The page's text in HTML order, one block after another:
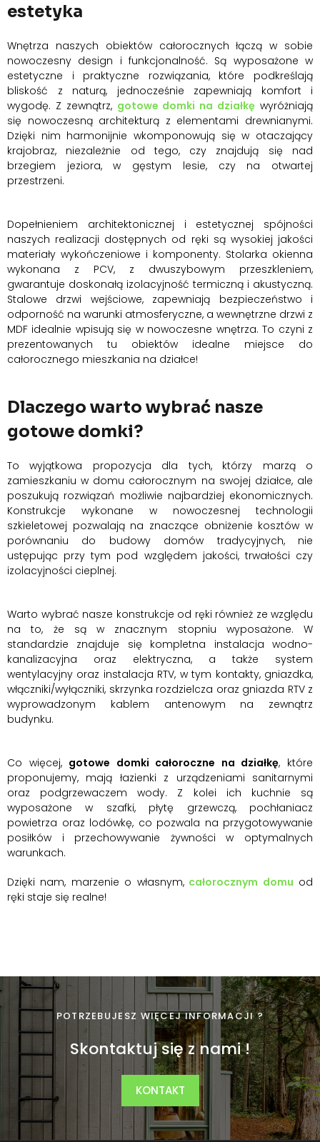
estetyka
Wnętrza naszych obiektów całorocznych łączą w sobie
nowoczesny design i funkcjonalność. Są wyposażone w
estetyczne i praktyczne rozwiązania, które podkreślają
bliskość z naturą, jednocześnie zapewniają komfort i
wygodę. Z zewnątrz, gotowe domki na działkę wyróżniają
się nowoczesną architekturą z elementami drewnianymi.
Dzięki nim harmonijnie wkomponowują się w otaczający
krajobraz, niezależnie od tego, czy znajdują się nad
brzegiem jeziora, w gęstym lesie, czy na otwartej
przestrzeni.
Dopełnieniem architektonicznej i estetycznej spójności
naszych realizacji dostępnych od ręki są wysokiej jakości
materiały wykończeniowe i komponenty. Stolarka okienna
wykonana z PCV, z dwuszybowym przeszkleniem,
gwarantuje doskonałą izolacyjność termiczną i akustyczną.
Stalowe drzwi wejściowe, zapewniają bezpieczeństwo i
odporność na warunki atmosferyczne, a wewnętrzne drzwi z
MDF idealnie wpisują się w nowoczesne wnętrza. To czyni z
prezentowanych tu obiektów idealne miejsce do
całorocznego mieszkania na działce!
Dlaczego warto wybrać nasze
gotowe domki?
To wyjątkowa propozycja dla tych, którzy marzą o
zamieszkaniu w domu całorocznym na swojej działce, ale
poszukują rozwiązań możliwie najbardziej ekonomicznych.
Konstrukcje wykonane w nowoczesnej technologii
szkieletowej pozwalają na znaczące obniżenie kosztów w
porównaniu do budowy domów tradycyjnych, nie
ustępując przy tym pod względem jakości, trwałości czy
izolacyjności cieplnej.
Warto wybrać nasze konstrukcje od ręki również ze względu
na to, że są w znacznym stopniu wyposażone. W
standardzie znajduje się kompletna instalacja wodno-
kanalizacyjna oraz elektryczna, a także system
wentylacyjny oraz instalacja RTV, w tym kontakty, gniazdka,
włączniki/wyłączniki, skrzynka rozdzielcza oraz gniazda RTV z
wyprowadzonym kablem antenowym na zewnątrz
budynku.
Co więcej, gotowe domki całoroczne na działkę, które
proponujemy, mają łazienki z urządzeniami sanitarnymi
oraz podgrzewaczem wody. Z kolei ich kuchnie są
wyposażone w szafki, płytę grzewczą, pochłaniacz
powietrza oraz lodówkę, co pozwala na przygotowywanie
posiłków i przechowywanie żywności w optymalnych
warunkach.
Dzięki nam, marzenie o własnym,całorocznym domu od
ręki staje się realne!
POTRZEBUJESZ WIĘCEJ INFORMACJI ?
Skontaktuj się z nami !
KONTAKT